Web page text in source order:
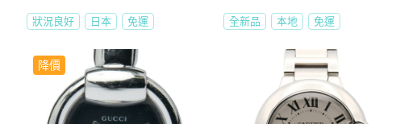
狀況良好 日本 免運 全新品 本地 免運
降價